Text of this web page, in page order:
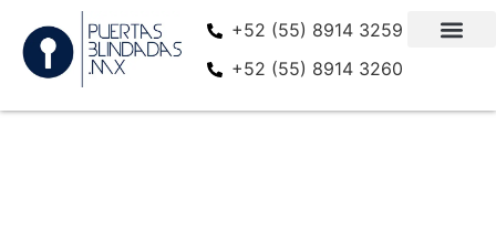
+52 (55) 8914 3259
+52 (55) 8914 3260